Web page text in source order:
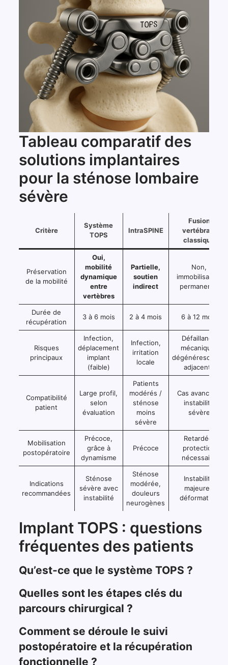
Tableau comparatif des
solutions implantaires
pour la sténose lombaire
sévère
Critère
Système
TOPS
IntraSPINE
Fusion
vertébrale
classique
Préservation
de la mobilité
Oui,
mobilité
dynamique
entre
vertèbres
Partielle,
soutien
indirect
Non,
immobilisation
permanente
Durée de
récupération
3 à 6 mois 2 à 4 mois 6 à 12 mois
Risques
principaux
Infection,
déplacement
implant
(faible)
Infection,
irritation
locale
Défaillance
mécanique,
dégénérescence
adjacente
Compatibilité
patient
Large profil,
selon
évaluation
Patients
modérés /
sténose
moins
sévère
Cas avancés /
instabilité
sévère
Mobilisation
postopératoire
Précoce,
grâce à
dynamisme
Précoce
Retardée,
protection
nécessaire
Indications
recommandées
Sténose
sévère avec
instabilité
Sténose
modérée,
douleurs
neurogènes
Instabilité
majeure /
déformation
Implant TOPS : questions
fréquentes des patients
Qu’est-ce que le système TOPS ?
Quelles sont les étapes clés du
parcours chirurgical ?
Comment se déroule le suivi
postopératoire et la récupération
fonctionnelle ?